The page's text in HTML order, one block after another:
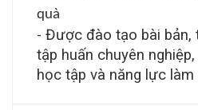
quà
- Được đào tạo bài bản,
tập huấn chuyên
học tập và năng lực làm